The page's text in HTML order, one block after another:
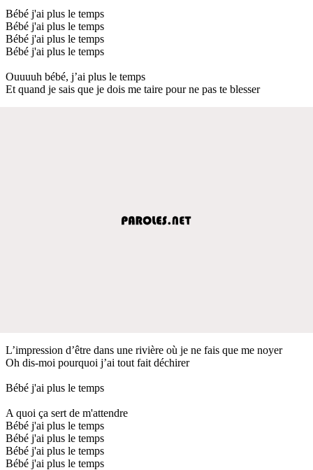
Bébé j'ai plus le temps
Bébé j'ai plus le temps
Bébé j'ai plus le temps
Bébé j'ai plus le temps
Ouuuuh bébé, j’ai plus le temps
Et quand je sais que je dois me taire pour ne pas te blesser
L’impression d’être dans une rivière où je ne fais que me noyer
Oh dis-moi pourquoi j’ai tout fait déchirer
Bébé j'ai plus le temps
A quoi ça sert de m'attendre
Bébé j'ai plus le temps
Bébé j'ai plus le temps
Bébé j'ai plus le temps
Bébé j'ai plus le temps